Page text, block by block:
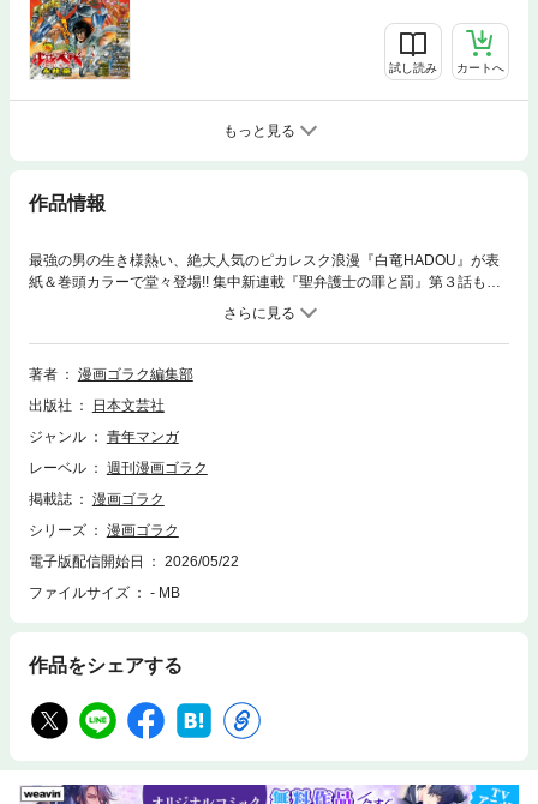
試し読み カートへ
もっと見る
作品情報
最強の男の生き様熱い、絶大人気のピカレスク浪漫『白竜HADOU』が表
紙＆巻頭カラーで堂々登場!! 集中新連載『聖弁護士の罪と罰』第３話も必
見!!●『白竜HADOU』天王寺大＋渡辺みちお ●『警部補ダイマジン』リチ
ャード・ウー＋コウノコウジ ●『秘匿夫婦～クピドの悪戯～』北崎拓 ●
『山岳超人マツオカ』志名坂高次＋粂田晃宏 ●『生贄家族』杉野アキユ
キ ●『聖弁護士の罪と罰』宮﨑克＋鍋谷咲花 ●『天牌』嶺岸信明＋来賀
ラタコウジ ●『酒のほそ道』ラズウェル細木 ●『家電のデンさん』神保
あつし ●『漫画家、猟師になる』前田治郎 ●『洞窟人間』岡田卓也 ●
郷力也 ＊「週刊漫画ゴラク」デジタル版には、紙版の特典等は含
まれません。紙版と一部内容が異なる場合があります。ご了承ください。
著者
漫画ゴラク編集部
出版社
日本文芸社
ジャンル
青年マンガ
レーベル
週刊漫画ゴラク
掲載誌
漫画ゴラク
シリーズ
漫画ゴラク
電子版配信開始日
2026/05/22
ファイルサイズ
- MB
作品をシェアする